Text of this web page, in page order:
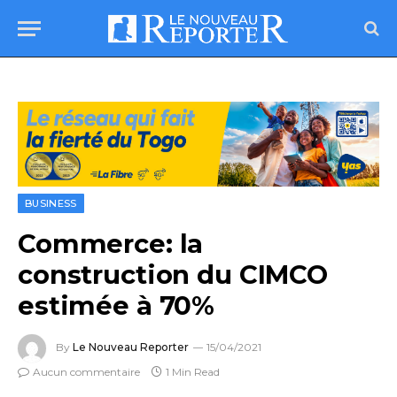
BUSINESS
Commerce: la
construction du CIMCO
estimée à 70%
By Le Nouveau Reporter
15/04/2021
Aucun commentaire
1 Min Read